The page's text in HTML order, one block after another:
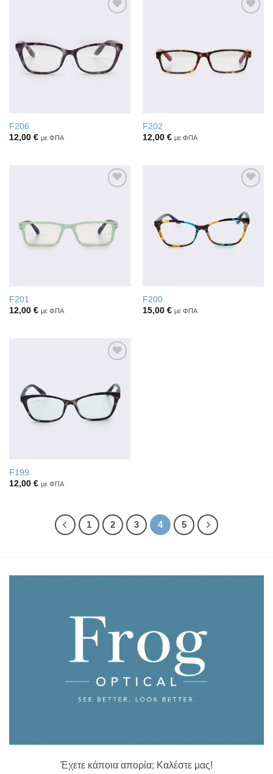
επιθυμιών
F206
12,00 € με ΦΠΑ
F202
12,00 € με ΦΠΑ
F201
12,00 € με ΦΠΑ
επιθυμιών
F200
15,00 € με ΦΠΑ
επιθυμιών
F199
12,00 € με ΦΠΑ
1 2 3 4 5
Έχετε κάποια απορία; Καλέστε μας!